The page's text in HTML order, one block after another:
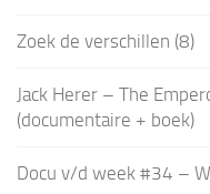
Zoek de verschillen (8)
Jack Herer – The
(documentaire + boek)
Docu v/d week #34 –